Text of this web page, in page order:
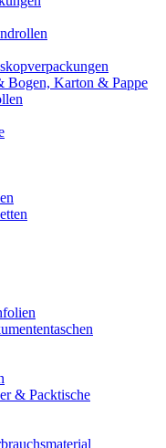
Bogen, Karton & Pappe
& Packtische